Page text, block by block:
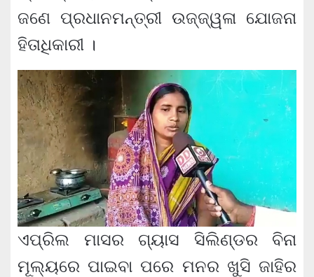
ଜଣେ ପ୍ରଧାନମନ୍ତ୍ରୀ ଉଜ୍ଜ୍ୱଳା ଯୋଜନା
ହିତାଧିକାରୀ ।
ଏପ୍ରିଲ ମାସର ଗ୍ୟାସ ସିଲିଣ୍ଡର ବିନା
ମୂଲ୍ୟରେ ପାଇବା ପରେ ମନର ଖୁସି ଜାହିର